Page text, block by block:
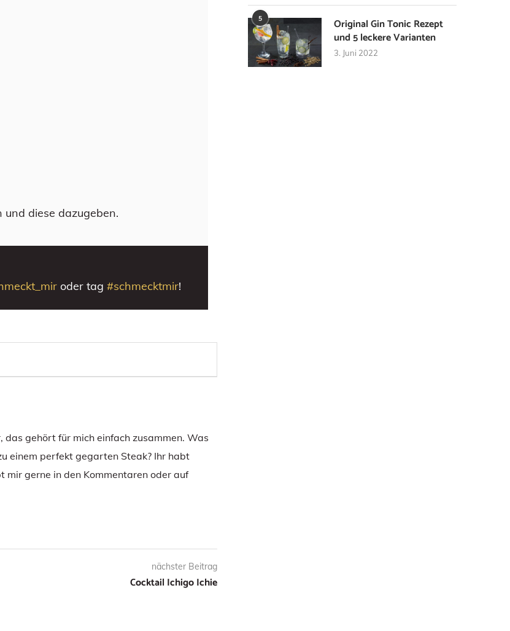
diese dazugeben.
oder tag #schmecktmir!
das gehört für mich einfach zusammen. Was
einem perfekt gegarten Steak? Ihr habt
mir gerne in den Kommentaren oder auf
nächster Beitrag
Cocktail Ichigo Ichie
5
Original Gin Tonic Rezept
und 5 leckere Varianten
3. Juni 2022